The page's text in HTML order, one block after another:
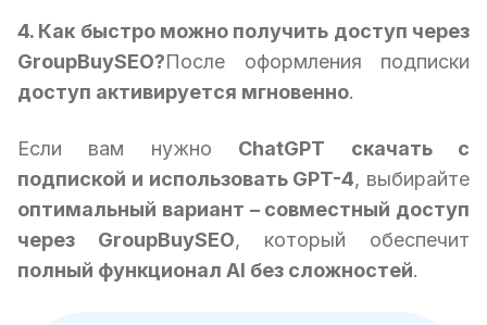
4. Как быстро можно получить доступ через
GroupBuySEO?После оформления подписки
доступ активируется мгновенно.
Если вам нужно ChatGPT скачать с
подпиской и использовать GPT-4, выбирайте
оптимальный вариант – совместный доступ
через GroupBuySEO, который обеспечит
полный функционал AI без сложностей.